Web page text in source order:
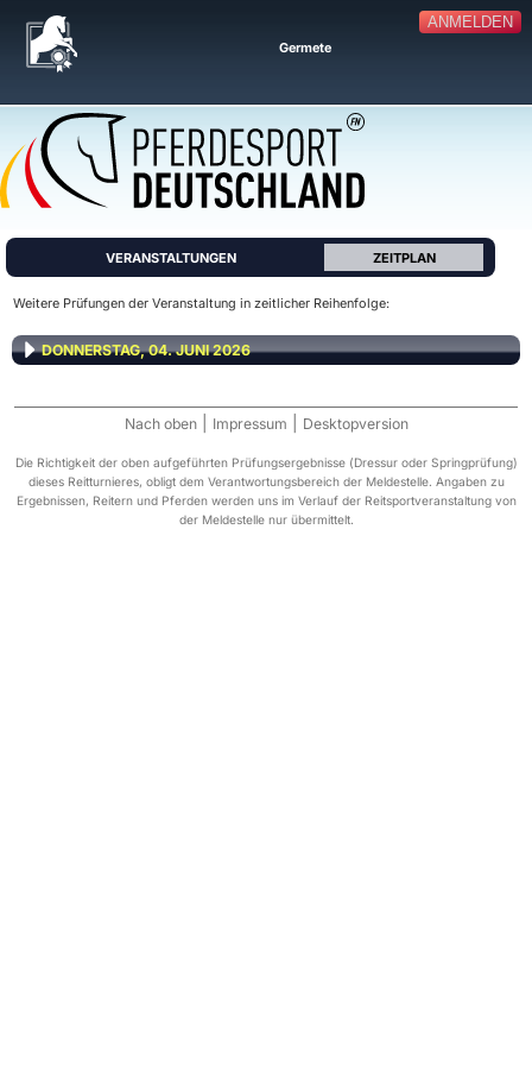
ANMELDEN
Germete
VERANSTALTUNGEN ZEITPLAN
Weitere Prüfungen der Veranstaltung in zeitlicher Reihenfolge:
DONNERSTAG, 04. JUNI 2026
Nach oben Impressum Desktopversion
Die Richtigkeit der oben aufgeführten Prüfungsergebnisse (Dressur oder Springprüfung)
dieses Reitturnieres, obligt dem Verantwortungsbereich der Meldestelle. Angaben zu
Ergebnissen, Reitern und Pferden werden uns im Verlauf der Reitsportveranstaltung von
der Meldestelle nur übermittelt.